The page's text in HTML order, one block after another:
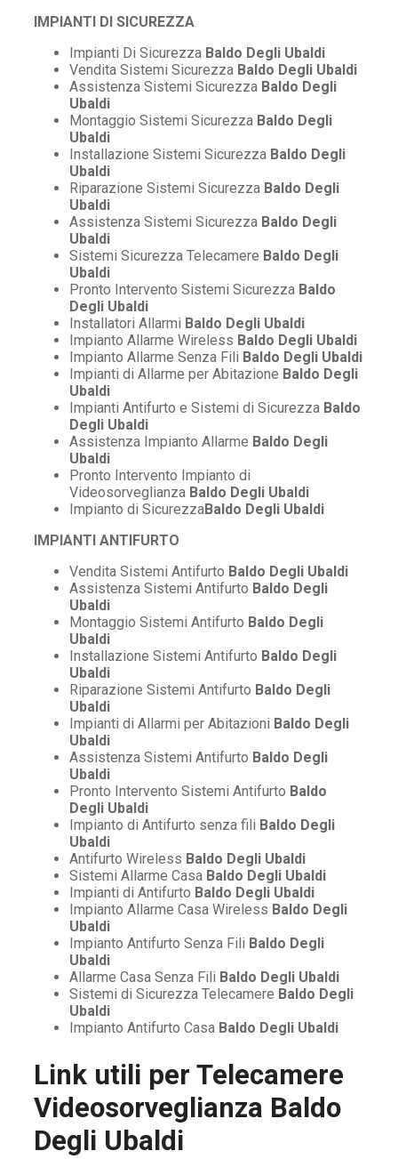
IMPIANTI DI SICUREZZA
Impianti Di Sicurezza Baldo Degli Ubaldi
Vendita Sistemi Sicurezza Baldo Degli Ubaldi
Assistenza Sistemi Sicurezza Baldo Degli
Ubaldi
Montaggio Sistemi Sicurezza Baldo Degli
Ubaldi
Installazione Sistemi Sicurezza Baldo Degli
Ubaldi
Riparazione Sistemi Sicurezza Baldo Degli
Ubaldi
Assistenza Sistemi Sicurezza Baldo Degli
Ubaldi
Sistemi Sicurezza Telecamere Baldo Degli
Ubaldi
Pronto Intervento Sistemi Sicurezza Baldo
Degli Ubaldi
Installatori Allarmi Baldo Degli Ubaldi
Impianto Allarme Wireless Baldo Degli Ubaldi
Impianto Allarme Senza Fili Baldo Degli Ubaldi
Impianti di Allarme per Abitazione Baldo Degli
Ubaldi
Impianti Antifurto e Sistemi di Sicurezza Baldo
Degli Ubaldi
Assistenza Impianto Allarme Baldo Degli
Ubaldi
Pronto Intervento Impianto di
Videosorveglianza Baldo Degli Ubaldi
Impianto di SicurezzaBaldo Degli Ubaldi
IMPIANTI ANTIFURTO
Vendita Sistemi Antifurto Baldo Degli Ubaldi
Assistenza Sistemi Antifurto Baldo Degli
Ubaldi
Montaggio Sistemi Antifurto Baldo Degli
Ubaldi
Installazione Sistemi Antifurto Baldo Degli
Ubaldi
Riparazione Sistemi Antifurto Baldo Degli
Ubaldi
Impianti di Allarmi per Abitazioni Baldo Degli
Ubaldi
Assistenza Sistemi Antifurto Baldo Degli
Ubaldi
Pronto Intervento Sistemi Antifurto Baldo
Degli Ubaldi
Impianto di Antifurto senza fili Baldo Degli
Ubaldi
Antifurto Wireless Baldo Degli Ubaldi
Sistemi Allarme Casa Baldo Degli Ubaldi
Impianti di Antifurto Baldo Degli Ubaldi
Impianto Allarme Casa Wireless Baldo Degli
Ubaldi
Impianto Antifurto Senza Fili Baldo Degli
Ubaldi
Allarme Casa Senza Fili Baldo Degli Ubaldi
Sistemi di Sicurezza Telecamere Baldo Degli
Ubaldi
Impianto Antifurto Casa Baldo Degli Ubaldi
Link utili per Telecamere
Videosorveglianza Baldo
Degli Ubaldi